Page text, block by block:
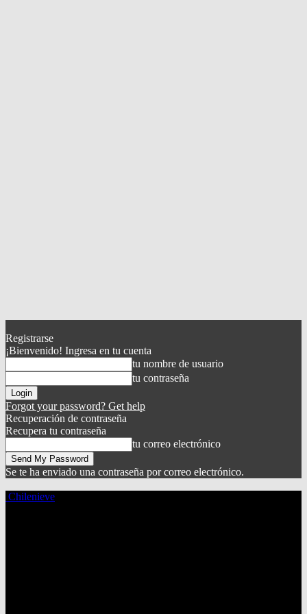
Registrarse
¡Bienvenido! Ingresa en tu cuenta
tu nombre de usuario
tu contraseña
Forgot your password? Get help
Recuperación de contraseña
Recupera tu contraseña
tu correo electrónico
Se te ha enviado una contraseña por correo electrónico.
Chilenieve